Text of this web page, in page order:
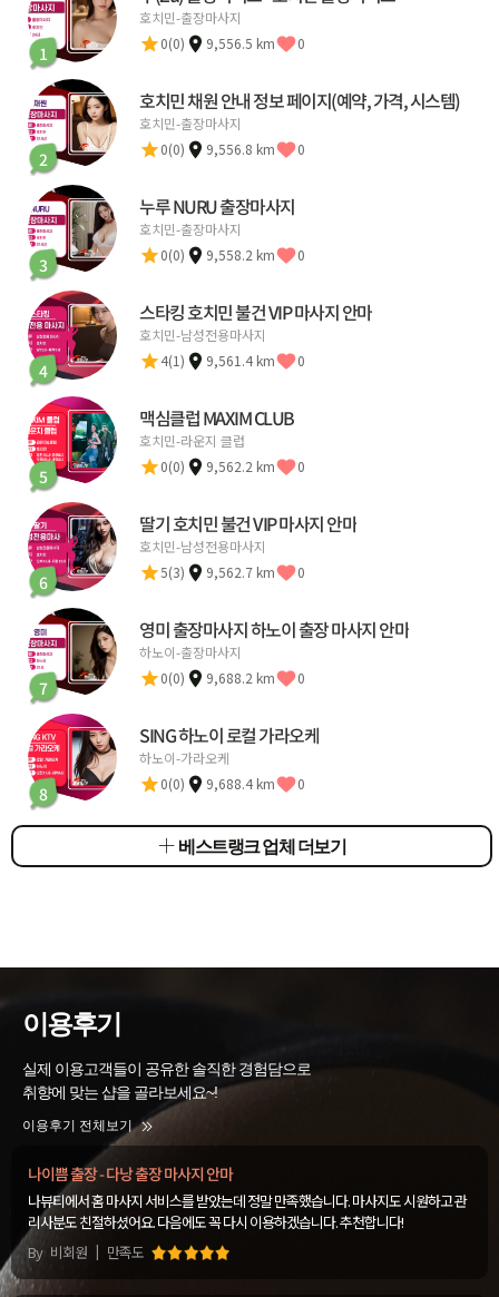
1
호치민-출장마사지
0(0)
9,556.5 km 0
2
호치민 채원 안내 정보 페이지(예약, 가격, 시스템)
호치민-출장마사지
0(0)
9,556.8 km 0
3
누루 NURU 출장마사지
호치민-출장마사지
0(0)
9,558.2 km 0
4
스타킹 호치민 불건 VIP 마사지 안마
호치민-남성전용마사지
4(1)
9,561.4 km 0
5
맥심클럽 MAXIM CLUB
호치민-라운지 클럽
0(0)
9,562.2 km 0
6
딸기 호치민 불건 VIP 마사지 안마
호치민-남성전용마사지
5(3)
9,562.7 km 0
7
영미 출장마사지 하노이 출장 마사지 안마
하노이-출장마사지
0(0)
9,688.2 km 0
8
SING 하노이 로컬 가라오케
하노이-가라오케
0(0)
9,688.4 km 0
베스트랭크 업체 더보기
이용후기
실제 이용고객들이 공유한 솔직한 경험담으로
취향에 맞는 샵을 골라보세요~!
이용후기 전체보기
나이쁨 출장 - 다낭 출장 마사지 안마
나뷰티에서 홈 마사지 서비스를 받았는데 정말 만족했습니다. 마사지도 시원하고 관
리사분도 친절하셨어요. 다음에도 꼭 다시 이용하겠습니다. 추천합니다!
By 비회원 만족도